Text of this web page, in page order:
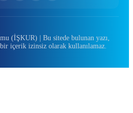
(İŞKUR) | Bu sitede bulunan yazı,
içerik izinsiz olarak kullanılamaz.